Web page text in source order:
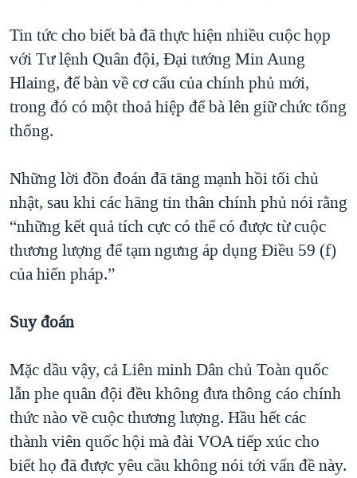
Tin tức cho biết bà đã thực hiện nhiều cuộc họp
với Tư lệnh Quân đội, Đại tướng Min Aung
Hlaing, để bàn về cơ cấu của chính phủ mới,
trong đó có một thoả hiệp để bà lên giữ chức tổng
thống.
Những lời đồn đoán đã tăng mạnh hồi tối chủ
nhật, sau khi các hãng tin thân chính phủ nói rằng
“những kết quả tích cực có thể có được từ cuộc
thương lượng để tạm ngưng áp dụng Điều 59 (f)
của hiến pháp.”
Suy đoán
Mặc dầu vậy, cả Liên minh Dân chủ Toàn quốc
lẫn phe quân đội đều không đưa thông cáo chính
thức nào về cuộc thương lượng. Hầu hết các
thành viên quốc hội mà đài VOA tiếp xúc cho
biết họ đã được yêu cầu không nói tới vấn đề này.